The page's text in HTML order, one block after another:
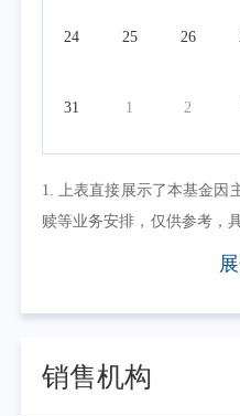
24 25 26
31 1 2
1. 上表直接展示了本基金因
赎等业务安排，仅供参考，
因其他原因暂停申/赎等业
2. 上表默认展示一个自然月
间区间。
销售机构